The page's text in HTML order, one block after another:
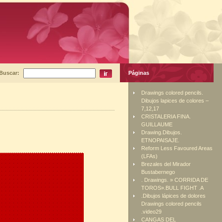
Páginas
Drawings colored pencils.
Dibujos lapices de colores –
7,12,17
CRISTALERIA FINA.
GUILLAUME
Drawing.Dibujos.
ETNOPAISAJE.
Reform Less Favoured Areas
(LFAs)
Brezales del Mirador
Bustabernego
. Drawings. » CORRIDA DE
TOROS».BULL FIGHT .A
.Dibujos lápices de dolores
Drawings colored pencils
.video29
CANGAS DEL